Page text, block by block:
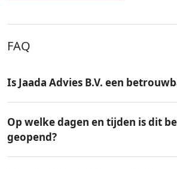
FAQ
Is Jaada Advies B.V. een
Op welke dagen en tijden is dit
geopend?